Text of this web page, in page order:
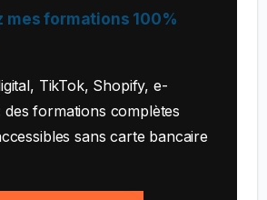
mes formations 100%
TikTok, Shopify, e-
des formations complètes
sans carte bancaire